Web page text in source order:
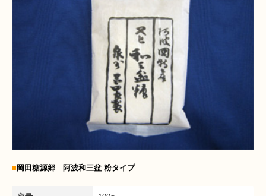
■ 岡田糖源郷 阿波和三盆 粉タイプ